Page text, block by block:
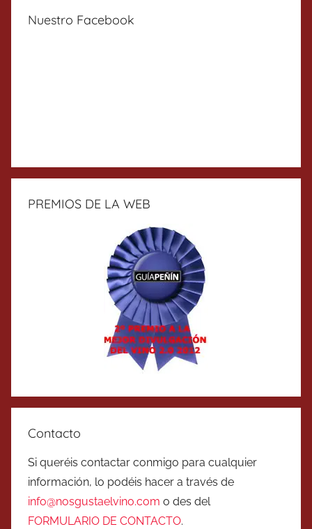
Nuestro Facebook
PREMIOS DE LA WEB
Contacto
Si queréis contactar conmigo para cualquier
información, lo podéis hacer a través de
info@nosgustaelvino.com o des del
FORMULARIO DE CONTACTO.